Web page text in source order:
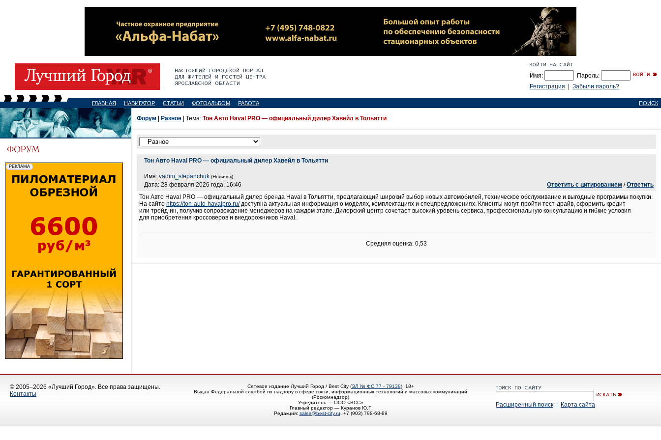
Имя:
Пароль:
Регистрация
Забыли пароль?
ГЛАВНАЯ НАВИГАТОР СТАТЬИ ФОТОАЛЬБОМ РАБОТА ПОИСК
Форум Разное | Тема: Тон Авто Haval PRO — официальный дилер Хавейл в Тольятти
Тон Авто Haval PRO — официальный дилер Хавейл в Тольятти
Имя: vadim_stepanchuk (Новичок)
Дата: 28 февраля 2026 года, 16:46 Ответить с цитированием /Ответить
Тон Авто Haval PRO — официальный дилер бренда Haval в Тольятти, предлагающий широкий выбор новых автомобилей, техническое обслуживание и выгодные программы покупки.
На сайте https://ton-auto-havalpro.ru/доступна актуальная информация о моделях, комплектациях и спецпредложениях. Клиенты могут пройти тест-драйв, оформить кредит
или трейд-ин, получив сопровождение менеджеров на каждом этапе. Дилерский центр сочетает высокий уровень сервиса, профессиональную консультацию и гибкие условия
для приобретения кроссоверов и внедорожников Haval.
Средняя оценка: 0,53
© 2005–2026 «Лучший Город». Все права защищены.
Контакты
Сетевое издание Лучший Город / Best City (ЭЛ № ФС 77 - 79138), 18+
Выдан Федеральной службой по надзору в сфере связи, информационных технологий и массовых коммуникаций
(Роскомнадзор)
Учредитель — ООО «ВСС»
Главный редактор — Куранов Ю.Г.
Редакция: sales@best-city.ru , +7 (903) 798-68-89
Расширенный поиск Карта сайта